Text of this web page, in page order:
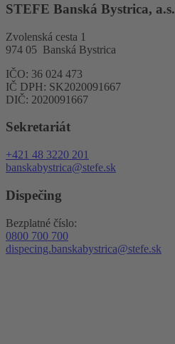
STEFE Banská Bystrica, a.s.
Zvolenská cesta 1
974 05 Banská Bystrica
IČO: 36 024 473
IČ DPH: SK2020091667
DIČ: 2020091667
Sekretariát
+421 48 3220 201
banskabystrica@stefe.sk
Dispečing
Bezplatné číslo:
0800 700 700
dispecing.banskabystrica@stefe.sk